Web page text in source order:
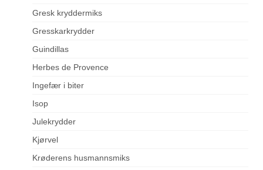
Gresk kryddermiks
Gresskarkrydder
Guindillas
Herbes de Provence
Ingefær i biter
Isop
Julekrydder
Kjørvel
Krøderens husmannsmiks